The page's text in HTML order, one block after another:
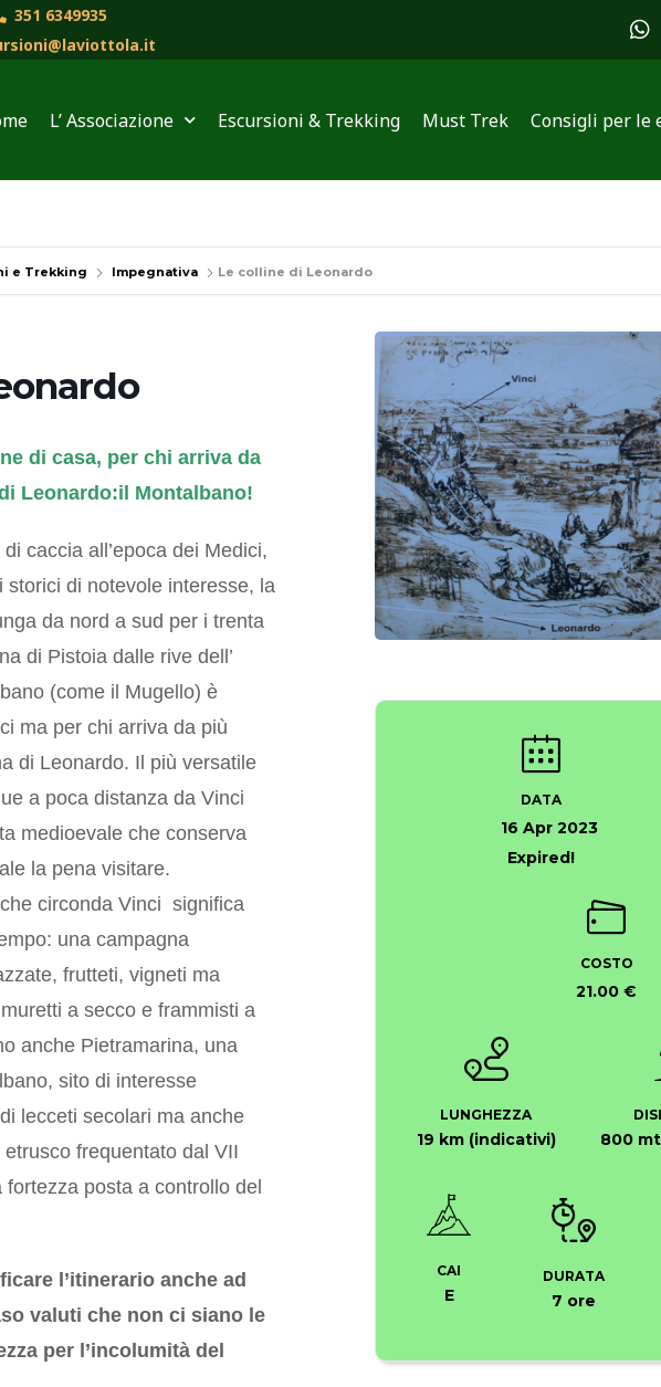
351 6349935
W
h
a
a
L’ Associazione Escursioni & Trekking Must Trek Consigli per le
e Trekking Impegnativa Le colline di Leonardo
di casa, per chi arriva da
Leonardo:il Montalbano!
caccia all’epoca dei Medici,
di notevole interesse, la
da nord a sud per i trenta
di Pistoia dalle rive dell’
(come il Mugello) è
ma per chi arriva da più
di Leonardo. Il più versatile
a poca distanza da Vinci
medioevale che conserva
la pena visitare.
circonda Vinci significa
una campagna
frutteti, vigneti ma
a secco e frammisti a
anche Pietramarina, una
sito di interesse
lecceti secolari ma anche
frequentato dal VII
posta a controllo del
re l’itinerario anche ad
valuti che non ci siano le
per l’incolumità del
DATA
16 Apr 2023
Expired!
COSTO
21.00 €
LUNGHEZZA
19 km (indicativi) 800
CAI
E
DURATA
7 ore